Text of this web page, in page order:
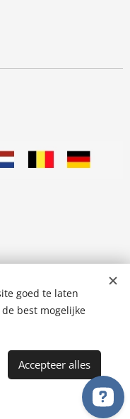
met:
Cookies
goed te laten
best mogelijke
Accepteer alles